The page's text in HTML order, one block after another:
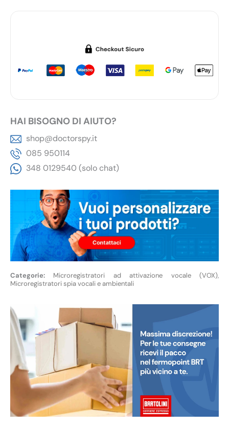
HAI BISOGNO DI AIUTO?
shop@doctorspy.it
085 950114
348 0129540 (solo chat)
Microregistratori ad attivazione vocale (VOX),
Microregistratori spia vocali e ambientali